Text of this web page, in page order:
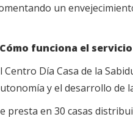
un
funciona el
Centro Día Casa de la
y el desarrollo de
presta en 30 casas